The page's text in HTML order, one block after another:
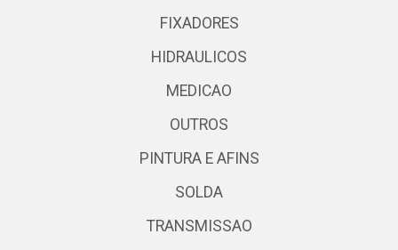
FIXADORES
HIDRAULICOS
MEDICAO
OUTROS
PINTURA E AFINS
SOLDA
TRANSMISSAO